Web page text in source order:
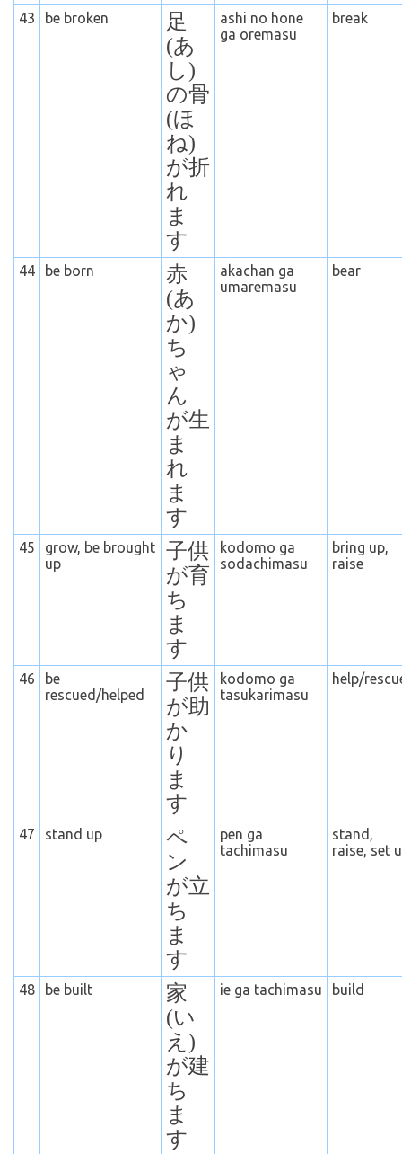
43 be broken
足
(あ
し)
の骨
(ほ
ね)
が折
れ
ま
す
ashi no hone
ga oremasu
break
44 be born
赤
(あ
か)
ち
ゃ
ん
が生
ま
れ
ま
す
akachan ga
umaremasu
bear
45
grow, be brought
up
子供
が育
ち
ま
す
kodomo ga
sodachimasu
bring up,
raise
46
be
rescued/helped
子供
が助
か
り
ま
す
kodomo ga
tasukarimasu
help/
47 stand up
ペ
ン
が立
ち
ま
す
pen ga
tachimasu
stand,
raise, set
48 be built
家
(い
え)
が建
ち
ま
す
ie ga tachimasu build